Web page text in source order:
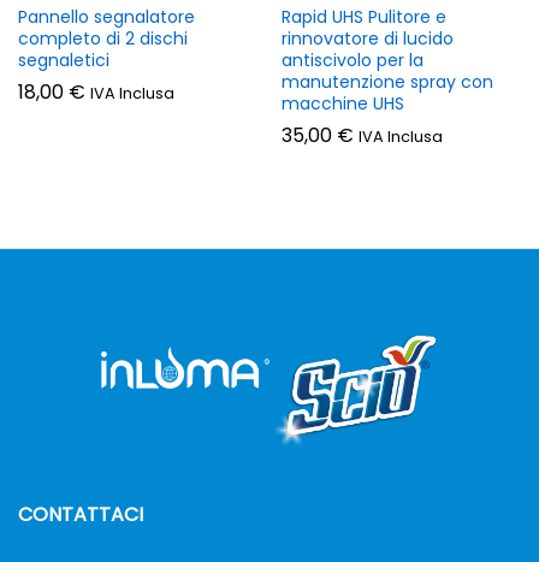
Pannello segnalatore
completo di 2 dischi
segnaletici
18,00 € IVA Inclusa
Rapid UHS Pulitore e
rinnovatore di lucido
antiscivolo per la
manutenzione spray con
macchine UHS
35,00 € IVA Inclusa
CONTATTACI